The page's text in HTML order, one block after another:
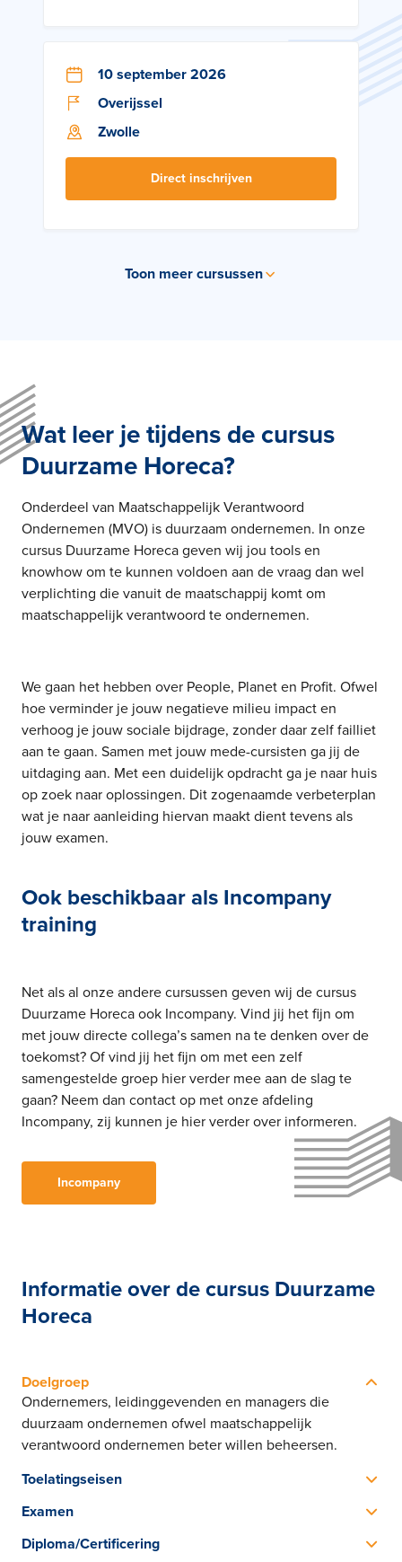
10 september 2026
Overijssel
Zwolle
Direct inschrijven
Toon meer cursussen
Wat leer je tijdens de cursus
Duurzame Horeca?
Onderdeel van Maatschappelijk Verantwoord
Ondernemen (MVO) is duurzaam ondernemen. In onze
cursus Duurzame Horeca geven wij jou tools en
knowhow om te kunnen voldoen aan de vraag dan wel
verplichting die vanuit de maatschappij komt om
maatschappelijk verantwoord te ondernemen.
We gaan het hebben over People, Planet en Profit. Ofwel
hoe verminder je jouw negatieve milieu impact en
verhoog je jouw sociale bijdrage, zonder daar zelf failliet
aan te gaan. Samen met jouw mede-cursisten ga jij de
uitdaging aan. Met een duidelijk opdracht ga je naar huis
op zoek naar oplossingen. Dit zogenaamde verbeterplan
wat je naar aanleiding hiervan maakt dient tevens als
jouw examen.
Ook beschikbaar als Incompany
training
Net als al onze andere cursussen geven wij de cursus
Duurzame Horeca ook Incompany. Vind jij het fijn om
met jouw directe collega’s samen na te denken over de
toekomst? Of vind jij het fijn om met een zelf
samengestelde groep hier verder mee aan de slag te
gaan? Neem dan contact op met onze afdeling
Incompany, zij kunnen je hier verder over informeren.
Incompany
Informatie over de cursus Duurzame
Horeca
Doelgroep
Ondernemers, leidinggevenden en managers die
duurzaam ondernemen ofwel maatschappelijk
verantwoord ondernemen beter willen beheersen.
Toelatingseisen
Examen
verbeterplan
Diploma/Certificering